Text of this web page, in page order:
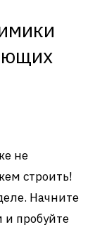
не
строить!
Начните
и пробуйте